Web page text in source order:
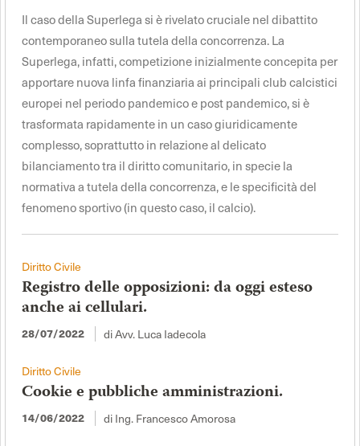
Il caso della Superlega si è rivelato cruciale nel dibattito
contemporaneo sulla tutela della concorrenza. La
Superlega, infatti, competizione inizialmente concepita per
apportare nuova linfa finanziaria ai principali club calcistici
europei nel periodo pandemico e post pandemico, si è
trasformata rapidamente in un caso giuridicamente
complesso, soprattutto in relazione al delicato
bilanciamento tra il diritto comunitario, in specie la
normativa a tutela della concorrenza, e le specificità del
fenomeno sportivo (in questo caso, il calcio).
Diritto Civile
Registro delle opposizioni: da oggi esteso
anche ai cellulari.
28/07/2022 di Avv. Luca Iadecola
Diritto Civile
Cookie e pubbliche amministrazioni.
14/06/2022 di Ing. Francesco Amorosa